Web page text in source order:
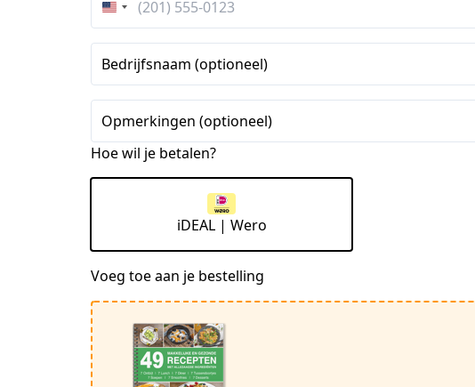
Verenigde
Staten
+1
Bedrijfsnaam (optioneel)
Opmerkingen (optioneel)
Hoe wil je betalen?
iDEAL | Wero
Voeg toe aan je bestelling